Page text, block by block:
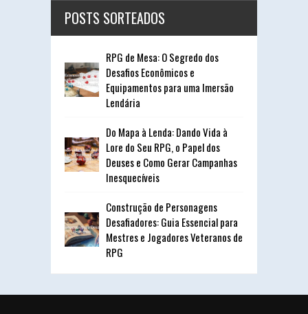
POSTS SORTEADOS
RPG de Mesa: O Segredo dos
Desafios Econômicos e
Equipamentos para uma Imersão
Lendária
Do Mapa à Lenda: Dando Vida à
Lore do Seu RPG, o Papel dos
Deuses e Como Gerar Campanhas
Inesquecíveis
Construção de Personagens
Desafiadores: Guia Essencial para
Mestres e Jogadores Veteranos de
RPG